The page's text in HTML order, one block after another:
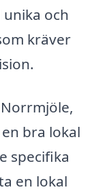
och
kräver
bra lokal
specifika
en lokal